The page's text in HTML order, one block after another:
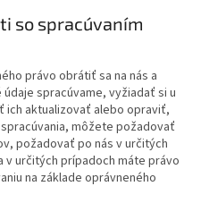
so spracúvaním
právo obrátiť sa na nás a
spracúvame, vyžiadať si u
ich aktualizovať alebo opraviť,
môžete požadovať
požadovať po nás v určitých
v určitých prípadoch máte právo
na základe oprávneného